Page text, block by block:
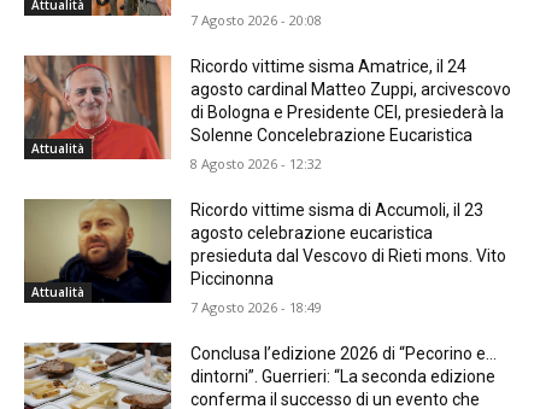
Attualità
7 Agosto 2026 - 20:08
Attualità
Ricordo vittime sisma Amatrice, il 24
agosto cardinal Matteo Zuppi, arcivescovo
di Bologna e Presidente CEI, presiederà la
Solenne Concelebrazione Eucaristica
8 Agosto 2026 - 12:32
Attualità
Ricordo vittime sisma di Accumoli, il 23
agosto celebrazione eucaristica
presieduta dal Vescovo di Rieti mons. Vito
Piccinonna
7 Agosto 2026 - 18:49
Conclusa l’edizione 2026 di “Pecorino e…
dintorni”. Guerrieri: “La seconda edizione
conferma il successo di un evento che